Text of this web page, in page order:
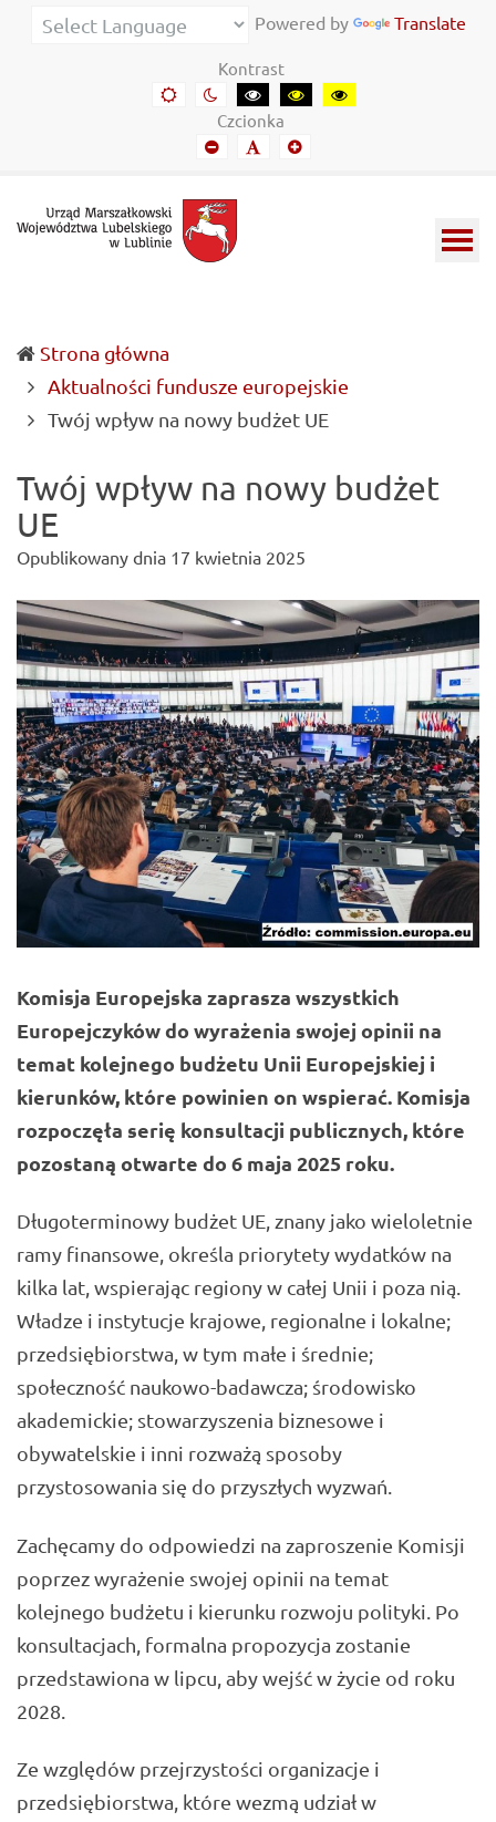
Urząd
Informacje
Lubelszczyźnie
Powered by Translate
Kontrast
Domyślny
kontrast
Kontrast
nocny
Kontrast
czarny-
biały
Kontrast
czarny-
Kontrast
żółto-
Czcionka
Mniejszy
font
Domyślny
font
Mniejszy
Strona główna
Aktualności fundusze europejskie
Twój wpływ na nowy budżet UE(current)
Twój wpływ na nowy budżet
UE
Opublikowany dnia 17 kwietnia 2025
Komisja Europejska zaprasza wszystkich
Europejczyków do wyrażenia swojej opinii na
temat kolejnego budżetu Unii Europejskiej i
kierunków, które powinien on wspierać. Komisja
rozpoczęła serię konsultacji publicznych, które
pozostaną otwarte do 6 maja 2025 roku.
Długoterminowy budżet UE, znany jako wieloletnie
ramy finansowe, określa priorytety wydatków na
kilka lat, wspierając regiony w całej Unii i poza nią.
Władze i instytucje krajowe, regionalne i lokalne;
przedsiębiorstwa, w tym małe i średnie;
społeczność naukowo-badawcza; środowisko
akademickie; stowarzyszenia biznesowe i
obywatelskie i inni rozważą sposoby
przystosowania się do przyszłych wyzwań.
Zachęcamy do odpowiedzi na zaproszenie Komisji
poprzez wyrażenie swojej opinii na temat
kolejnego budżetu i kierunku rozwoju polityki. Po
konsultacjach, formalna propozycja zostanie
przedstawiona w lipcu, aby wejść w życie od roku
2028.
Ze względów przejrzystości organizacje i
przedsiębiorstwa, które wezmą udział w